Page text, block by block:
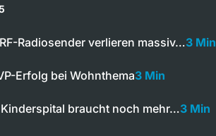
Radiosender verlieren massiv…3 Min
Erfolg bei Wohnthema3 Min
braucht noch mehr…3 Min